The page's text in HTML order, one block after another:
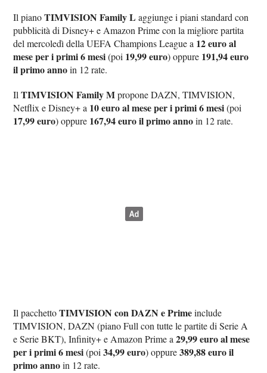
Il pianoTIMVISION Family L aggiunge i piani standard con
pubblicità di Disney+ e Amazon Prime con la migliore partita
del mercoledì della UEFA Champions League a 12 euro al
mese per i primi 6 mesi(poi 19,99 euro) oppure 191,94 euro
il primo annoin 12 rate.
IlTIMVISION Family Mpropone DAZN, TIMVISION,
Netflix e Disney+ a 10 euro al mese per i primi 6 mesi(poi
17,99 euro) oppure 167,94 euro il primo annoin 12 rate.
Il pacchettoTIMVISION con DAZN e Primeinclude
TIMVISION, DAZN (piano Full con tutte le partite di Serie A
e Serie BKT), Infinity+ e Amazon Prime a29,99 euro al mese
per i primi 6 mesi(poi34,99 euro) oppure389,88 euro il
primo annoin 12 rate.